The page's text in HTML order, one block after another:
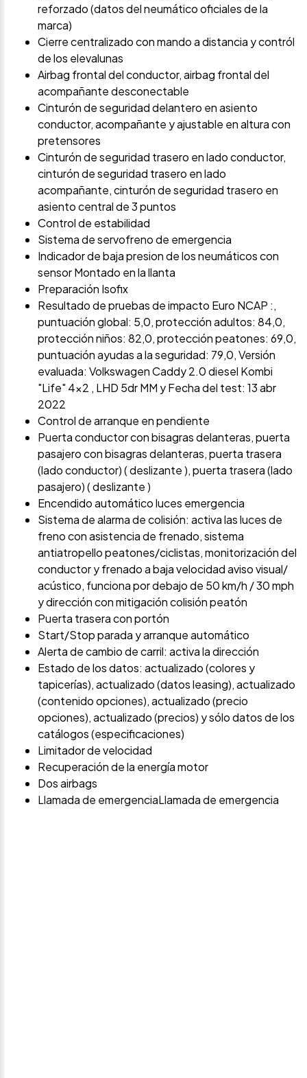
reforzado (datos del neumático oficiales de la
marca)
Cierre centralizado con mando a distancia y contról
de los elevalunas
Airbag frontal del conductor, airbag frontal del
acompañante desconectable
Cinturón de seguridad delantero en asiento
conductor, acompañante y ajustable en altura con
pretensores
Cinturón de seguridad trasero en lado conductor,
cinturón de seguridad trasero en lado
acompañante, cinturón de seguridad trasero en
asiento central de 3 puntos
Control de estabilidad
Sistema de servofreno de emergencia
Indicador de baja presion de los neumáticos con
sensor Montado en la llanta
Preparación Isofix
Resultado de pruebas de impacto Euro NCAP :,
puntuación global: 5,0, protección adultos: 84,0,
protección niños: 82,0, protección peatones: 69,0,
puntuación ayudas a la seguridad: 79,0, Versión
evaluada: Volkswagen Caddy 2.0 diesel Kombi
"Life" 4x2 , LHD 5dr MM y Fecha del test: 13 abr
2022
Control de arranque en pendiente
Puerta conductor con bisagras delanteras, puerta
pasajero con bisagras delanteras, puerta trasera
(lado conductor) ( deslizante ), puerta trasera (lado
pasajero) ( deslizante )
Encendido automático luces emergencia
Sistema de alarma de colisión: activa las luces de
freno con asistencia de frenado, sistema
antiatropello peatones/ciclistas, monitorización del
conductor y frenado a baja velocidad aviso visual/
acústico, funciona por debajo de 50 km/h / 30 mph
y dirección con mitigación colisión peatón
Puerta trasera con portón
Start/Stop parada y arranque automático
Alerta de cambio de carril: activa la dirección
Estado de los datos: actualizado (colores y
tapicerías), actualizado (datos leasing), actualizado
(contenido opciones), actualizado (precio
opciones), actualizado (precios) y sólo datos de los
catálogos (especificaciones)
Limitador de velocidad
Recuperación de la energía motor
Dos airbags
Llamada de emergenciaLlamada de emergencia